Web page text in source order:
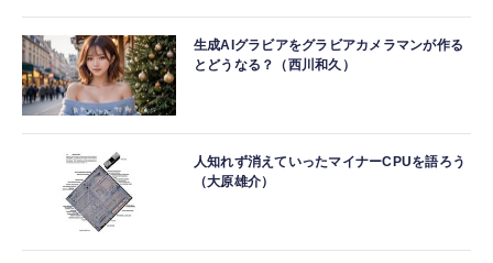
生成AIグラビアをグラビアカメラマンが作る
とどうなる？（西川和久）
人知れず消えていったマイナーCPUを語ろう
（大原雄介）